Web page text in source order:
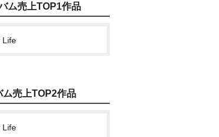
ム売上TOP1作品
Life
ム売上TOP2作品
Life